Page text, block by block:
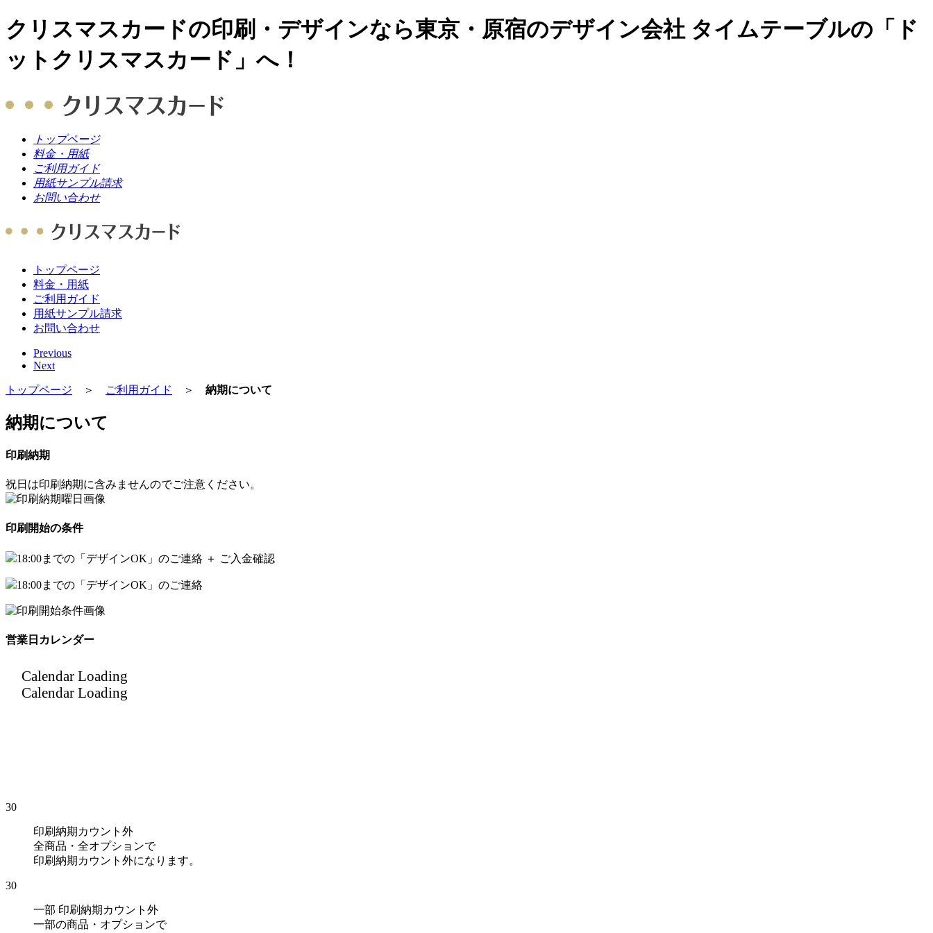
クリスマスカードの印刷・デザインなら東京・原宿のデザイン会社 タイムテーブルの「ド
ットクリスマスカード」へ！
トップページ
料金・用紙
ご利用ガイド
用紙サンプル請求
お問い合わせ
トップページ
料金・用紙
ご利用ガイド
用紙サンプル請求
お問い合わせ
Previous
Next
トップページ ＞ ご利用ガイド ＞ 納期について
納期について
印刷納期
祝日は印刷納期に含みませんのでご注意ください。
印刷開始の条件
18:00までの「デザインOK」のご連絡 ＋ ご入金確認
18:00までの「デザインOK」のご連絡
営業日カレンダー
30
印刷納期カウント外
全商品・全オプションで
印刷納期カウント外になります。
30
一部 印刷納期カウント外
一部の商品・オプションで